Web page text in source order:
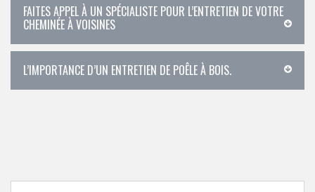
FAITES APPEL À UN SPÉCIALISTE POUR L’ENTRETIEN DE VOTRE
CHEMINÉE À VOISINES
L’IMPORTANCE D’UN ENTRETIEN DE POÊLE À BOIS.